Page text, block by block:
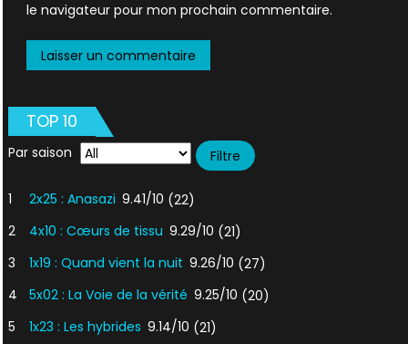
le navigateur pour mon prochain commentaire.
TOP 10
Par saison
1 2x25 : Anasazi 9.41/10 (22)
2
4x10 : Cœurs de tissu 9.29/10 (21)
3
1x19 : Quand vient la nuit 9.26/10 (27)
4
5x02 : La Voie de la vérité 9.25/10 (20)
5
1x23 : Les hybrides 9.14/10 (21)